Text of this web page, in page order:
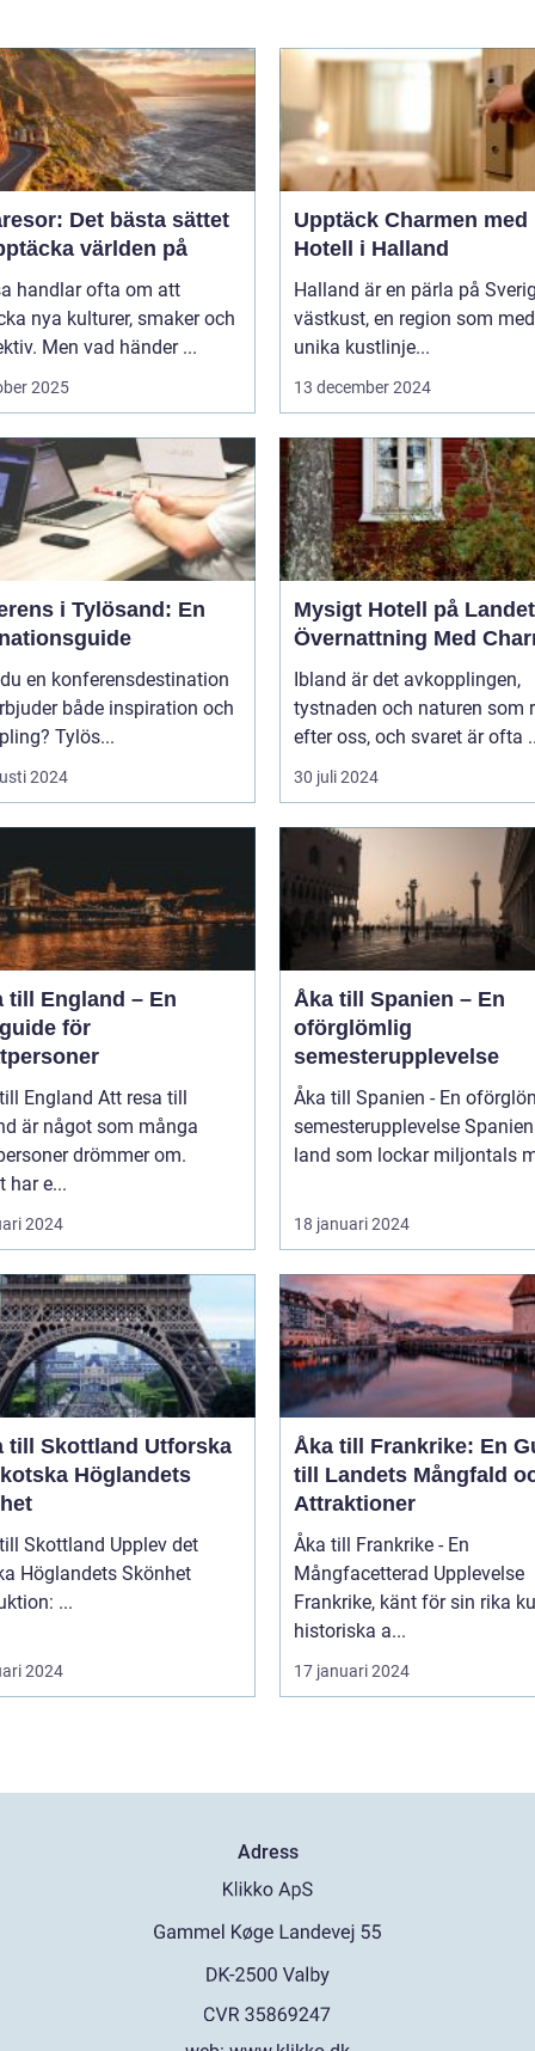
Det bästa sättet
världen på
handlar ofta om att
nya kulturer, smaker och
Men vad händer ...
2025
Upptäck Charmen med
Hotell i Halland
Halland är en pärla på
västkust, en region som
unika kustlinje...
13 december 2024
i Tylösand: En
en konferensdestination
både inspiration och
Tylös...
2024
Mysigt Hotell på
Övernattning Med
Ibland är det avkopplingen,
tystnaden och naturen som
efter oss, och svaret är ofta
30 juli 2024
till England – En
för
Att resa till
är något som många
drömmer om.
har e...
2024
Åka till Spanien – En
oförglömlig
semesterupplevelse
Åka till Spanien - En
semesterupplevelse Spanien är ett
land som lockar miljontals
18 januari 2024
Skottland Utforska
Höglandets
Upplev det
Höglandets Skönhet
Introduktion: ...
2024
Åka till Frankrike: En
till Landets Mångfald
Attraktioner
Åka till Frankrike - En
Mångfacetterad Upplevelse
Frankrike, känt för sin rika
historiska a...
17 januari 2024
Adress